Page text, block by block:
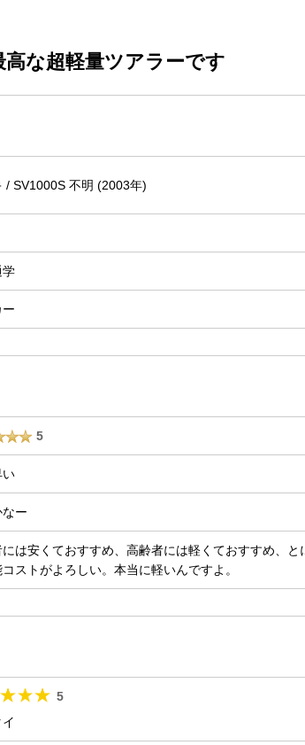
高な超軽量ツアラーです
/ SV1000S 不明 (2003年)
学
5
い
ー
は安くておすすめ、高齢者には軽くておすすめ、と
コストがよろしい。本当に軽いんですよ。
5